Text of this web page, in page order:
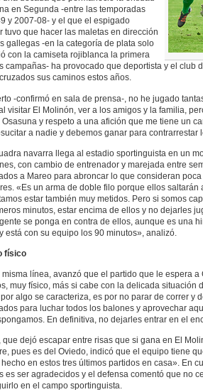
en Segunda -entre las temporadas
y 2007-08- y el que el espigado
tuvo que hacer las maletas en dirección
gallegas -en la categoría de plata solo
con la camiseta rojiblanca la primera
campañas- ha provocado que deportista y el club
sus caminos estos años.
-confirmó en sala de prensa-, no he jugado
visitar El Molinón, ver a los amigos y la familia,
y respeto a una afición que me tiene un
a nadie y debemos ganar para contrarrestar
navarra llega al estadio sportinguista en un
con cambio de entrenador y marejada entre
a Mareo para abroncar lo que consideran
«Es un arma de doble filo porque ellos saltarán
estar también muy metidos. Pero si somos
minutos, estar encima de ellos y no dejarles
se ponga en contra de ellos, aunque es una
está con su equipo los 90 minutos», analizó.
físico
misma línea, avanzó que el partido que le espera a
muy físico, más si cabe con la delicada situación
algo se caracteriza, es por no parar de correr y
para luchar todos los balones y aprovechar
En definitiva, no dejarles entrar en el
que dejó escapar entre risas que si gana en El
pues es del Oviedo, indicó que el equipo tiene
hecho en estos tres últimos partidos en casa». En
es ser agradecidos y el defensa comentó que no
en el campo sportinguista.